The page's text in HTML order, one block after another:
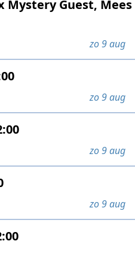
Mystery Guest, Mees
zo 9 aug
zo 9 aug
zo 9 aug
zo 9 aug